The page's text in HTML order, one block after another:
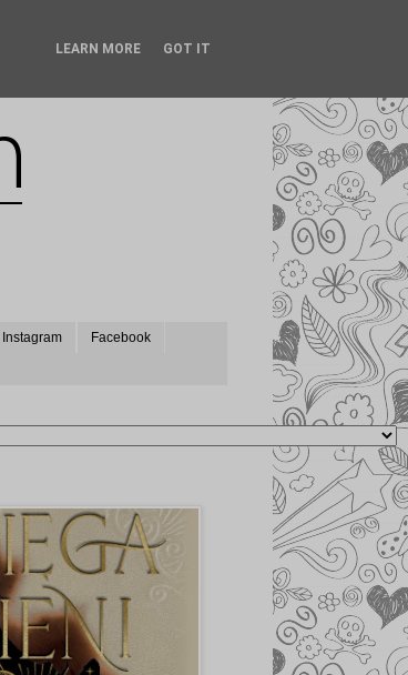
Instagram Facebook
LEARN MORE GOT IT